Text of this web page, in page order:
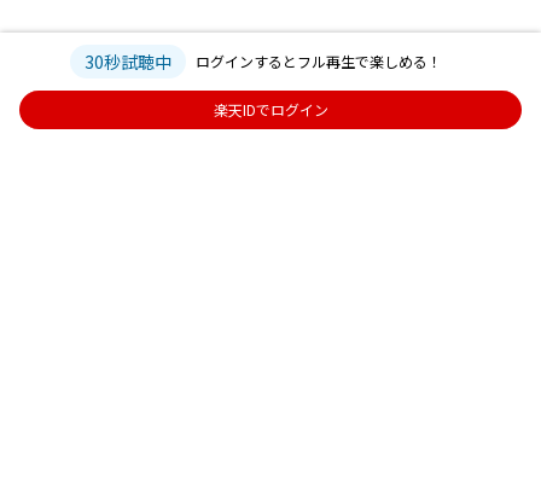
30秒試聴中 ログインするとフル再生で楽しめる！
楽天IDでログイン